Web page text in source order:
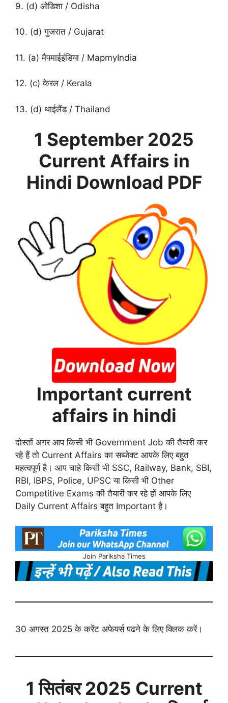
9. (d) ओडिशा / Odisha
10. (d) गुजरात / Gujarat
11. (a) मैपमाईइंडिया / MapmyIndia
12. (c) केरल / Kerala
13. (d) थाईलैंड / Thailand
1 September 2025
Current Affairs in
Hindi Download PDF
Important current
affairs in hindi
दोस्तों अगर आप किसी भी Government Job की तैयारी कर
रहे हैं तो Current Affairs का सब्जेक्ट आपके लिए बहुत
महत्वपूर्ण है। आप चाहे किसी भी SSC, Railway, Bank, SBI,
RBI, IBPS, Police, UPSC या किसी भी Other
Competitive Exams की तैयारी कर रहे हों आपके लिए
Daily Current Affairs बहुत Important है।
Join Pariksha Times
30 अगस्त 2025 के करेंट अफेयर्स पढने के लिए क्लिक करें।
1 सितंबर2025 Current